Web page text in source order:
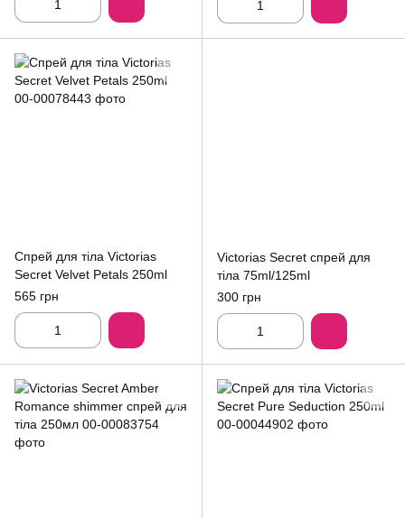
Спрей для тіла Victorias
Secret Velvet Petals 250ml
565 грн
Victorias Secret спрей для
тіла 75ml/125ml
300 грн